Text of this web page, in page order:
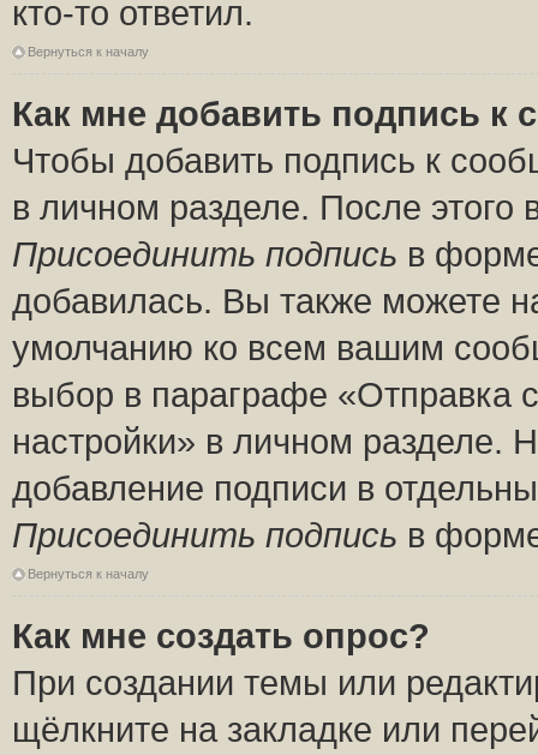
кто-то ответил.
Вернуться к началу
Как мне добавить подпись к
Чтобы добавить подпись к
в личном разделе. После
Присоединить подпись в
добавилась. Вы также можете
умолчанию ко всем вашим
выбор в параграфе «Отправка
настройки» в личном разделе.
добавление подписи в
Присоединить подпись в
Вернуться к началу
Как мне создать опрос?
При создании темы или
щёлкните на закладке или